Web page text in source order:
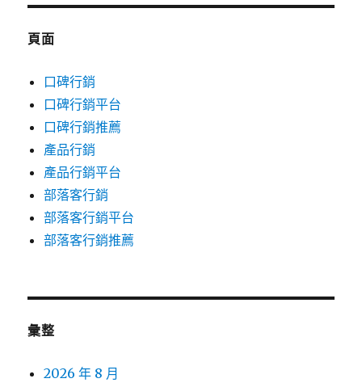
頁面
口碑行銷
口碑行銷平台
口碑行銷推薦
產品行銷
產品行銷平台
部落客行銷
部落客行銷平台
部落客行銷推薦
彙整
2026 年 8 月